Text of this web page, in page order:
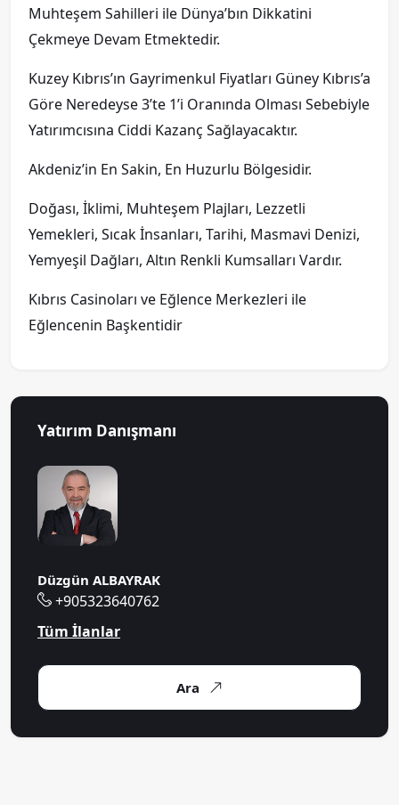
Muhteşem Sahilleri ile Dünya’bın Dikkatini
Çekmeye Devam Etmektedir.
Kuzey Kıbrıs’ın Gayrimenkul Fiyatları Güney Kıbrıs’a
Göre Neredeyse 3’te 1’i Oranında Olması Sebebiyle
Yatırımcısına Ciddi Kazanç Sağlayacaktır.
Akdeniz’in En Sakin, En Huzurlu Bölgesidir.
Doğası, İklimi, Muhteşem Plajları, Lezzetli
Yemekleri, Sıcak İnsanları, Tarihi, Masmavi Denizi,
Yemyeşil Dağları, Altın Renkli Kumsalları Vardır.
Kıbrıs Casinoları ve Eğlence Merkezleri ile
Eğlencenin Başkentidir
Yatırım Danışmanı
Düzgün ALBAYRAK
+905323640762
Tüm İlanlar
Ara